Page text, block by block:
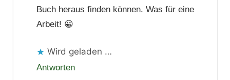
Buch heraus finden können. Was für eine
Arbeit! 😀
Wird geladen …
Antworten